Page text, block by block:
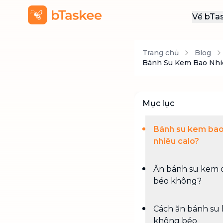
Về
Trang chủ Blog
Bánh Su Kem Bao
Mục lục
Bánh su kem bao
nhiêu calo?
Ăn bánh su kem
béo không?
Cách ăn bánh su
không béo